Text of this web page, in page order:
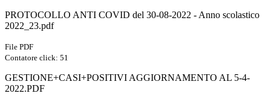
PROTOCOLLO ANTI COVID del 30-08-2022 - Anno scolastico
2022_23.pdf
File PDF
Contatore click: 51
GESTIONE+CASI+POSITIVI AGGIORNAMENTO AL 5-4-
2022.PDF